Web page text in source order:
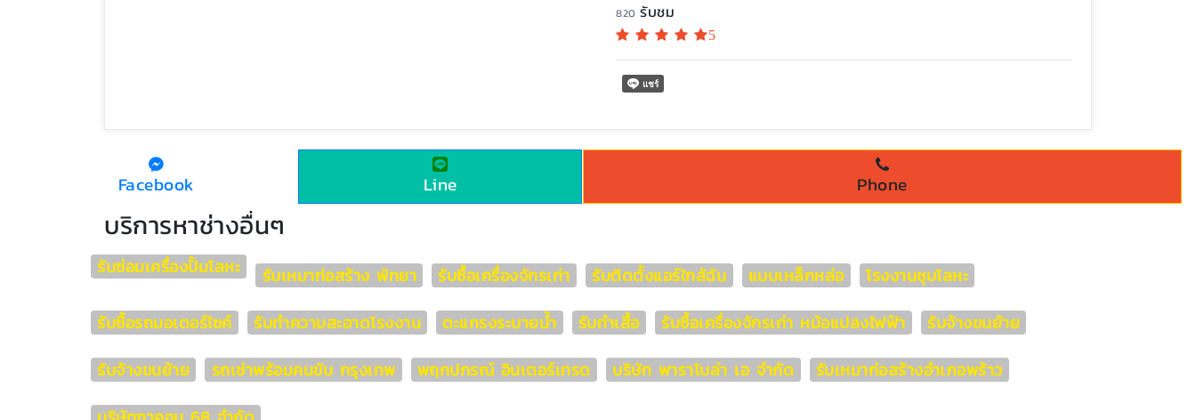
820 รับชม
5
Facebook Line Phone
บริการหาช่างอื่นๆ
รับซ่อมเครื่องปั้มโลหะ รับเหมาก่อสร้าง พัทยา รับซื้อเครื่องจักรเก่า รับติดตั้งแอร์ใกล้ฉัน แบบเหล็กหล่อ
โรงงานชุบโลหะ
รับซื้อรถมอเตอร์ไซค์
รับทำความสะอาดโรงงาน ตะแกรงระบายน้ำ รับทำเสื้อ รับซื้อเครื่องจักรเก่า หม้อแปลงไฟฟ้า
รับจ้างขนย้าย
รับจ้างขนย้าย
รถเช่าพร้อมคนขับ กรุงเทพ พฤกปกรณ์ อินเตอร์เทรด บริษัท พาราโบล่า เอ จำกัด
รับเหมาก่อสร้างอำเภอพร้าว